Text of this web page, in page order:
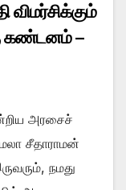
கண்டனம் –
அரசைச்
சீதாராமன்
நமது